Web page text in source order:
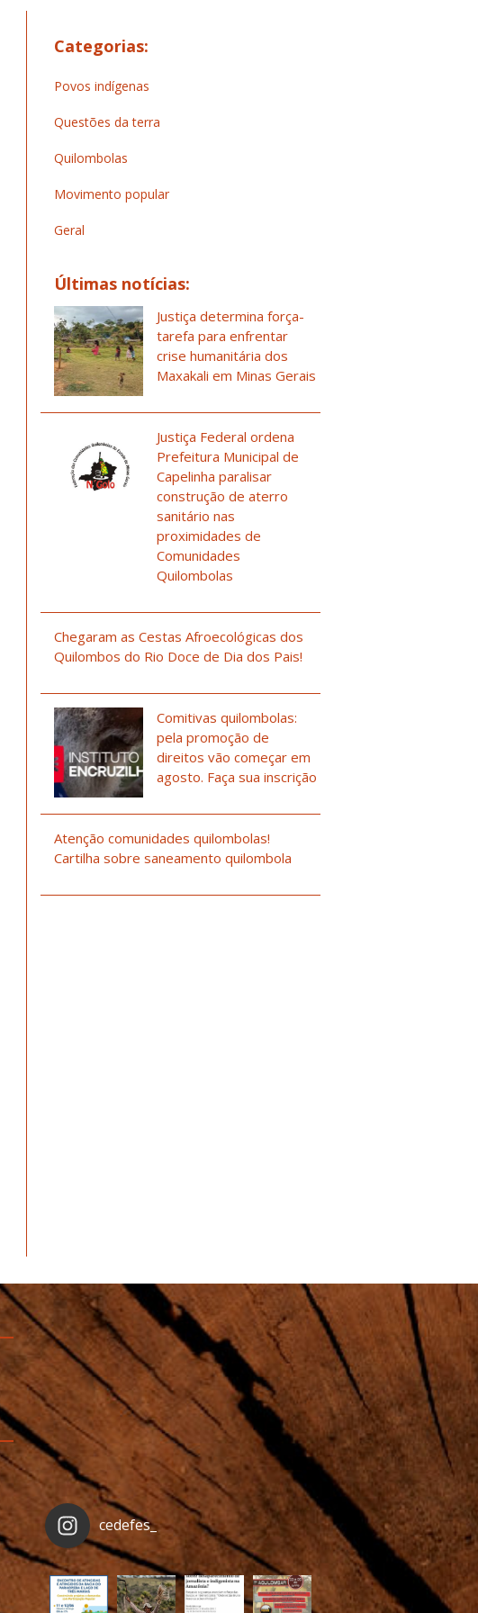
Categorias:
Povos indígenas
Questões da terra
Quilombolas
Movimento popular
Geral
Últimas notícias:
Justiça determina força-
tarefa para enfrentar
crise humanitária dos
Maxakali em Minas Gerais
Justiça Federal ordena
Prefeitura Municipal de
Capelinha paralisar
construção de aterro
sanitário nas
proximidades de
Comunidades
Quilombolas
Chegaram as Cestas Afroecológicas dos
Quilombos do Rio Doce de Dia dos Pais!
Comitivas quilombolas:
pela promoção de
direitos vão começar em
agosto. Faça sua inscrição
Atenção comunidades quilombolas!
Cartilha sobre saneamento quilombola
cedefes_